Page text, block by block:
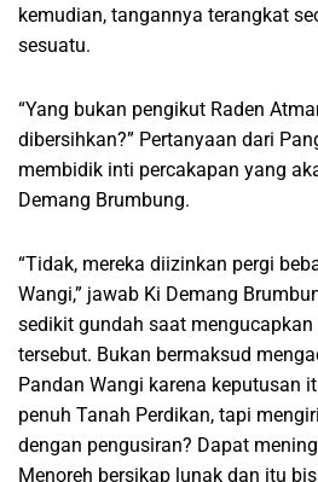
kemudian, tangannya terangkat
sesuatu.
“Yang bukan pengikut Raden
dibersihkan?” Pertanyaan dari
membidik inti percakapan yang
Demang Brumbung.
“Tidak, mereka diizinkan pergi
Wangi,” jawab Ki Demang
sedikit gundah saat mengucapkan
tersebut. Bukan bermaksud
Pandan Wangi karena keputusan
penuh Tanah Perdikan, tapi
dengan pengusiran? Dapat
Menoreh bersikap lunak dan itu